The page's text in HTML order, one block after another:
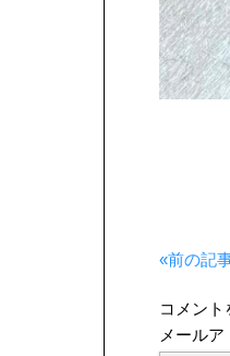
«前の記
コメント
メール